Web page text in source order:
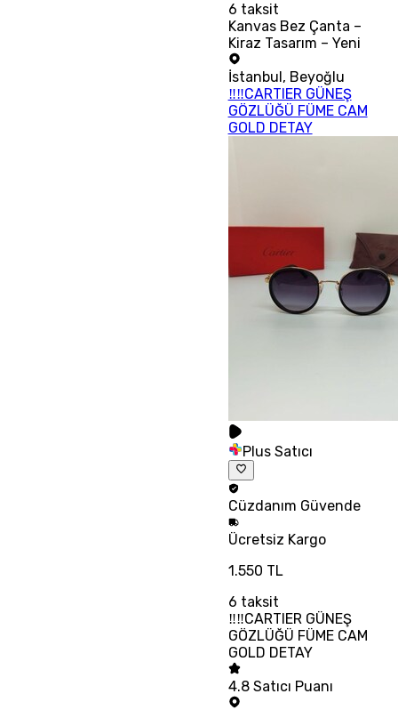
6 taksit
Kanvas Bez Çanta –
Kiraz Tasarım – Yeni
İstanbul , Beyoğlu
‼‼CARTIER GÜNEŞ
GÖZLÜĞÜ FÜME CAM
GOLD DETAY
Plus Satıcı
Cüzdanım Güvende
Ücretsiz Kargo
1.550 TL
6 taksit
‼‼CARTIER GÜNEŞ
GÖZLÜĞÜ FÜME CAM
GOLD DETAY
4.8 Satıcı Puanı